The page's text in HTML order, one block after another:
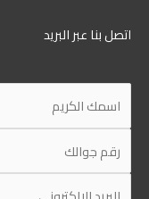
اتصل بنا عبر البريد